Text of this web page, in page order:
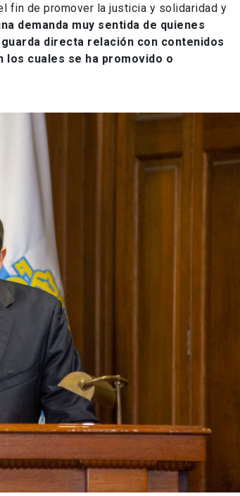
fin de promover la justicia y solidaridad y
demanda muy sentida de quienes
directa relación con contenidos
cuales se ha promovido o